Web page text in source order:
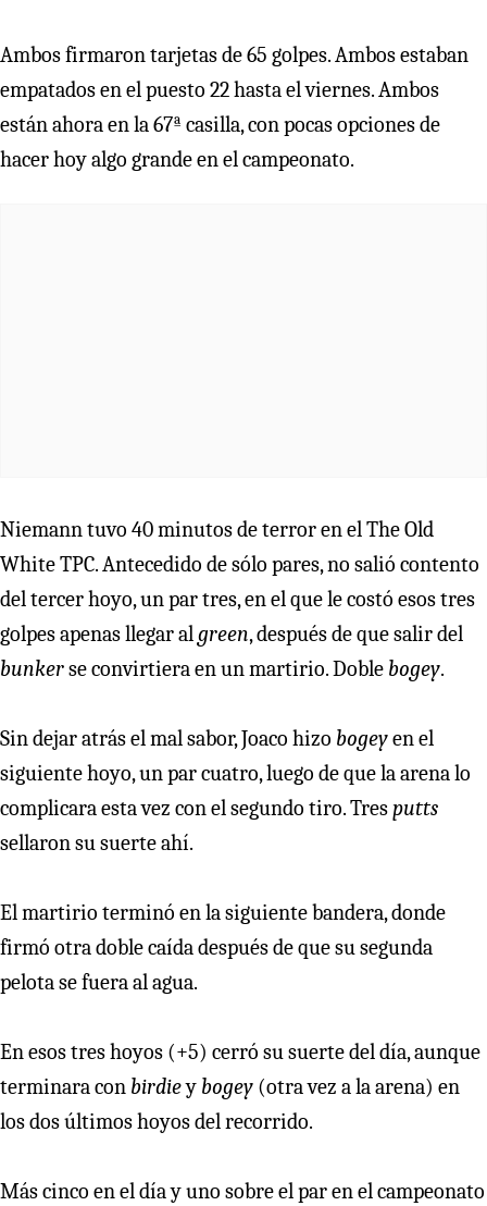
Ambos firmaron tarjetas de 65 golpes. Ambos estaban
empatados en el puesto 22 hasta el viernes. Ambos
están ahora en la 67ª casilla, con pocas opciones de
hacer hoy algo grande en el campeonato.
Niemann tuvo 40 minutos de terror en el The Old
White TPC. Antecedido de sólo pares, no salió contento
del tercer hoyo, un par tres, en el que le costó esos tres
golpes apenas llegar algreen, después de que salir del
bunkerse convirtiera en un martirio. Doble bogey.
Sin dejar atrás el mal sabor, Joaco hizo bogeyen el
siguiente hoyo, un par cuatro, luego de que la arena lo
complicara esta vez con el segundo tiro. Tresputts
sellaron su suerte ahí.
El martirio terminó en la siguiente bandera, donde
firmó otra doble caída después de que su segunda
pelota se fuera al agua.
En esos tres hoyos (+5) cerró su suerte del día, aunque
terminara con birdiey bogey (otra vez a la arena) en
los dos últimos hoyos del recorrido.
Más cinco en el día y uno sobre el par en el campeonato